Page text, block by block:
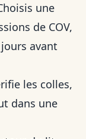
une
de COV,
avant
les colles,
dans une